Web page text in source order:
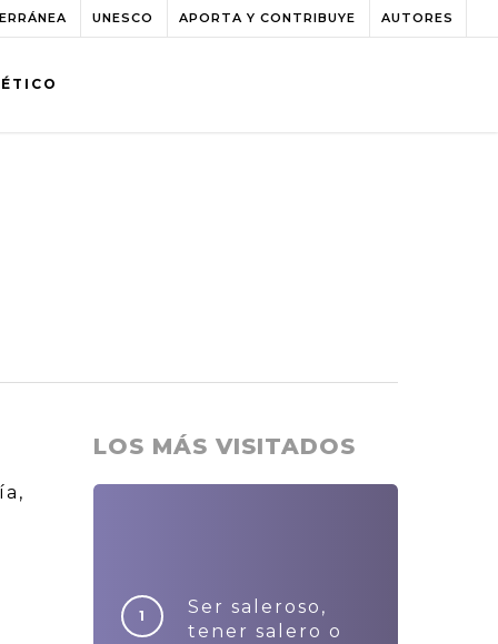
UNESCO APORTA Y CONTRIBUYE AUTORES
LOS MÁS VISITADOS
Ser saleroso,
tener salero o